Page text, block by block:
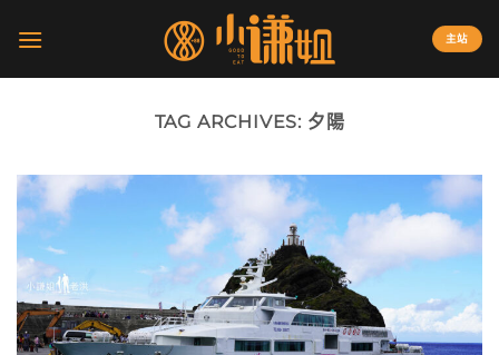
主站
TAG ARCHIVES: 夕陽